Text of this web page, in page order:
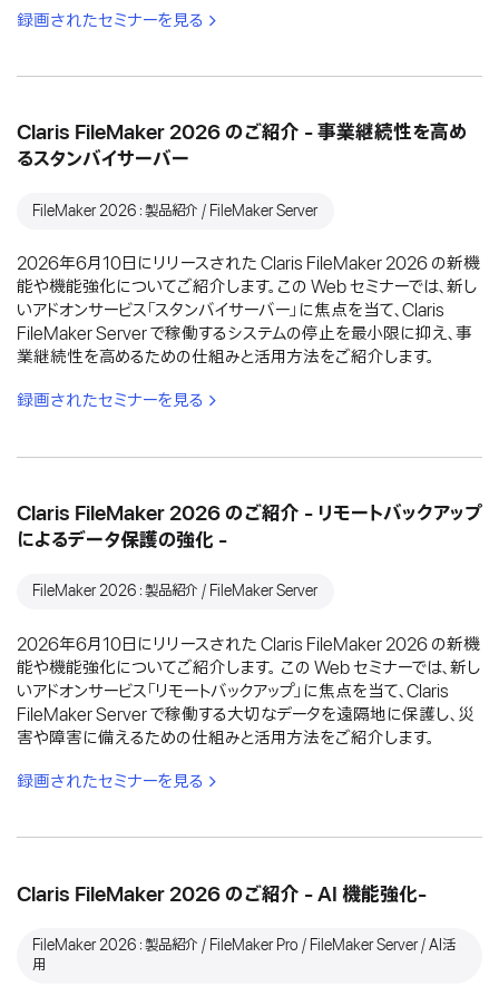
録画されたセミナーを見る
Claris FileMaker 2026 のご紹介 - 事業継続性を高め
るスタンバイサーバー
FileMaker 2026：製品紹介 / FileMaker Server
2026年6月10日にリリースされた Claris FileMaker 2026 の新機
能や機能強化についてご紹介します。この Web セミナーでは、新し
いアドオンサービス「スタンバイサーバー」に焦点を当て、Claris
FileMaker Server で稼働するシステムの停止を最小限に抑え、事
業継続性を高めるための仕組みと活用方法をご紹介します。
録画されたセミナーを見る
Claris FileMaker 2026 のご紹介 - リモートバックアップ
によるデータ保護の強化 -
FileMaker 2026：製品紹介 / FileMaker Server
2026年6月10日にリリースされた Claris FileMaker 2026 の新機
能や機能強化についてご紹介します。 この Web セミナーでは、新し
いアドオンサービス「リモートバックアップ」に焦点を当て、Claris
FileMaker Server で稼働する大切なデータを遠隔地に保護し、災
害や障害に備えるための仕組みと活用方法をご紹介します。
録画されたセミナーを見る
Claris FileMaker 2026 のご紹介 - AI 機能強化-
FileMaker 2026：製品紹介 / FileMaker Pro / FileMaker Server / AI活
用